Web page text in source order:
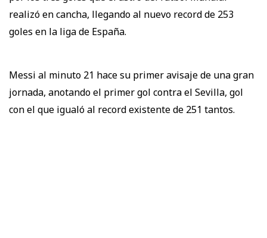
realizó en cancha, llegando al nuevo record de 253
goles en la liga de España.
Messi al minuto 21 hace su primer avisaje de una gran
jornada, anotando el primer gol contra el Sevilla, gol
con el que igualó al record existente de 251 tantos.